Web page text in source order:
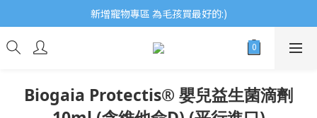
歡迎瀏覽ECCB個人護理專家 嚴選優質品牌
新增寵物專區 為毛孩買最好的:)
歡迎瀏覽ECCB個人護理專家 嚴選優質品牌
Biogaia Protectis® 嬰兒益生菌滴劑